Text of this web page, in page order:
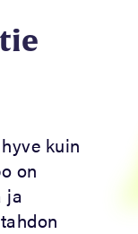
kuin
on
ja